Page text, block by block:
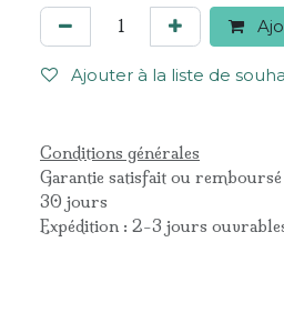
Ajouter à la liste de
Conditions générales
Garantie satisfait ou remboursé
30 jours
Expédition : 2-3 jours